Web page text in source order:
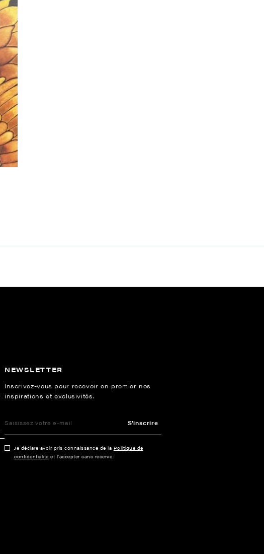
NEWSLETTER
Inscrivez-vous pour recevoir en premier nos
inspirations et exclusivités.
S'inscrire
Je déclare avoir pris connaissance de la Politique de
confidentialité et l’accepter sans réserve.